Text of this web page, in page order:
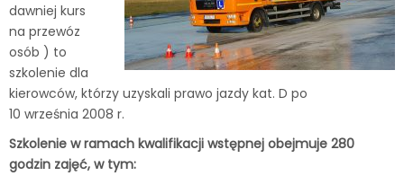
dawniej kurs
na przewóz
osób ) to
szkolenie dla
kierowców, którzy uzyskali prawo jazdy kat. D po
10 września 2008 r.
Szkolenie w ramach kwalifikacji wstępnej obejmuje 280
godzin zajęć, w tym: